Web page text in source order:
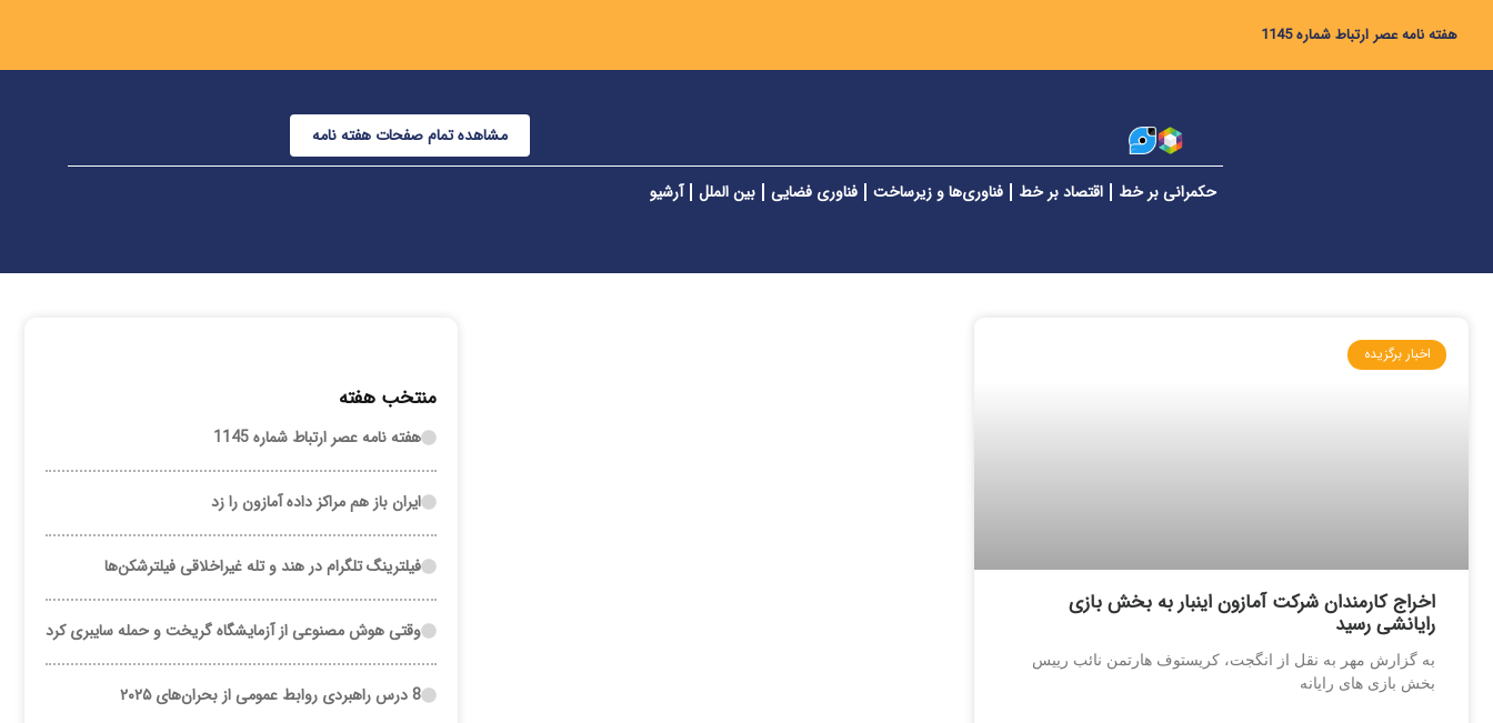
هفته نامه عصر ارتباط شماره 1145
مشاهده تمام صفحات هفته نامه
حکمرانی بر خط اقتصاد بر خط فناوری‌ها و زیرساخت فناوری فضایی بین الملل آرشیو
اخبار برگزیده
اخراج کارمندان شرکت آمازون اینبار به بخش بازی
رایانشی رسید
به گزارش مهر به نقل از انگجت، کریستوف هارتمن نائب رییس
بخش بازی های رایانه
منتخب هفته
هفته نامه عصر ارتباط شماره 1145
ایران باز هم مراکز داده آمازون را زد
فیلترینگ تلگرام در هند و تله غیراخلاقی فیلترشکن‌ها
وقتی هوش مصنوعی از آزمایشگاه گریخت و حمله سایبری کرد
8 درس راهبردی روابط عمومی از بحران‌های ۲۰۲۵